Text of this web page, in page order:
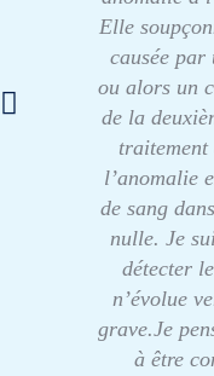
Elle
causée par
ou alors un
de la
l’anomalie
de sang
nulle. Je
détecter
n’évolue
grave.Je
à être